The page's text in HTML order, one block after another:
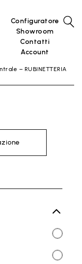
Configuratore
Showroom
Contatti
Account
– RUBINETTERIA